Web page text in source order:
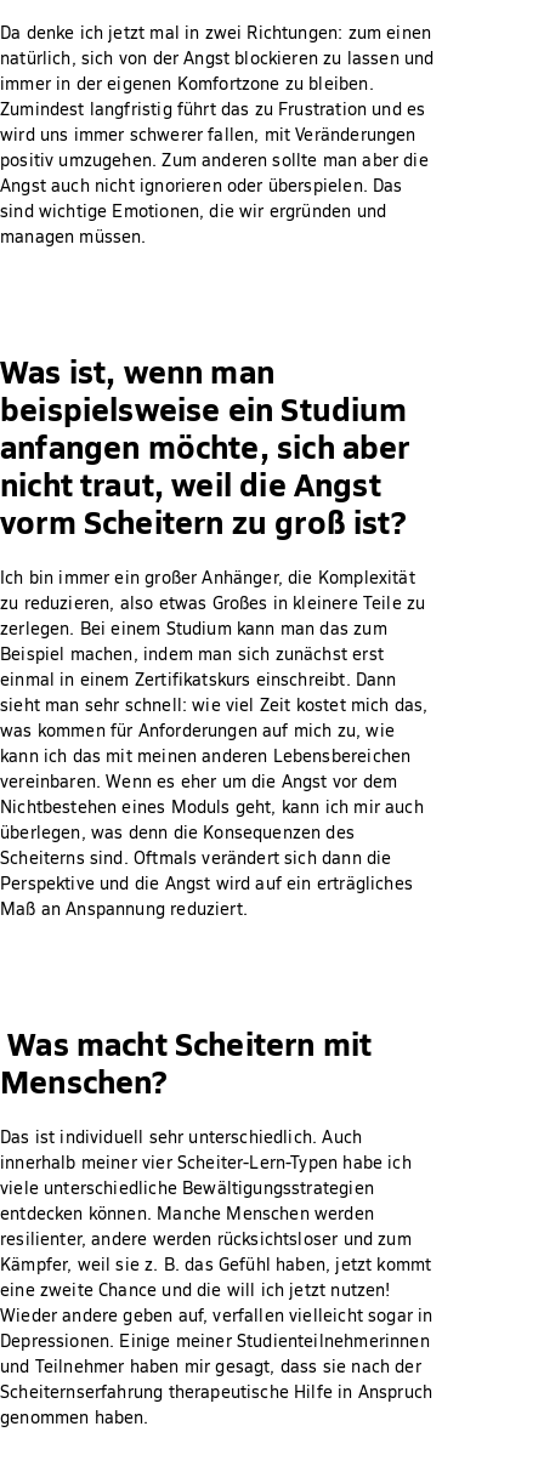
Da denke ich jetzt mal in zwei Richtungen: zum einen
natürlich, sich von der Angst blockieren zu lassen und
immer in der eigenen Komfortzone zu bleiben.
Zumindest langfristig führt das zu Frustration und es
wird uns immer schwerer fallen, mit Veränderungen
positiv umzugehen. Zum anderen sollte man aber die
Angst auch nicht ignorieren oder überspielen. Das
sind wichtige Emotionen, die wir ergründen und
managen müssen.
Was ist, wenn man
beispielsweise ein Studium
anfangen möchte, sich aber
nicht traut, weil die Angst
vorm Scheitern zu groß ist?
Ich bin immer ein großer Anhänger, die Komplexität
zu reduzieren, also etwas Großes in kleinere Teile zu
zerlegen. Bei einem Studium kann man das zum
Beispiel machen, indem man sich zunächst erst
einmal in einem Zertifikatskurs einschreibt. Dann
sieht man sehr schnell: wie viel Zeit kostet mich das,
was kommen für Anforderungen auf mich zu, wie
kann ich das mit meinen anderen Lebensbereichen
vereinbaren. Wenn es eher um die Angst vor dem
Nichtbestehen eines Moduls geht, kann ich mir auch
überlegen, was denn die Konsequenzen des
Scheiterns sind. Oftmals verändert sich dann die
Perspektive und die Angst wird auf ein erträgliches
Maß an Anspannung reduziert.
Was macht Scheitern mit
Menschen?
Das ist individuell sehr unterschiedlich. Auch
innerhalb meiner vier Scheiter-Lern-Typen habe ich
viele unterschiedliche Bewältigungsstrategien
entdecken können. Manche Menschen werden
resilienter, andere werden rücksichtsloser und zum
Kämpfer, weil sie z. B. das Gefühl haben, jetzt kommt
eine zweite Chance und die will ich jetzt nutzen!
Wieder andere geben auf, verfallen vielleicht sogar in
Depressionen. Einige meiner Studienteilnehmerinnen
und Teilnehmer haben mir gesagt, dass sie nach der
Scheiternserfahrung therapeutische Hilfe in Anspruch
genommen haben.